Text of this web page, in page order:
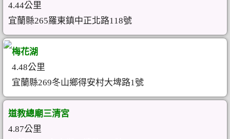
4.44公里
宜蘭縣265羅東鎮中正北路118號
梅花湖
4.48公里
宜蘭縣269冬山鄉得安村大埤路1號
道教總廟三清宮
4.87公里